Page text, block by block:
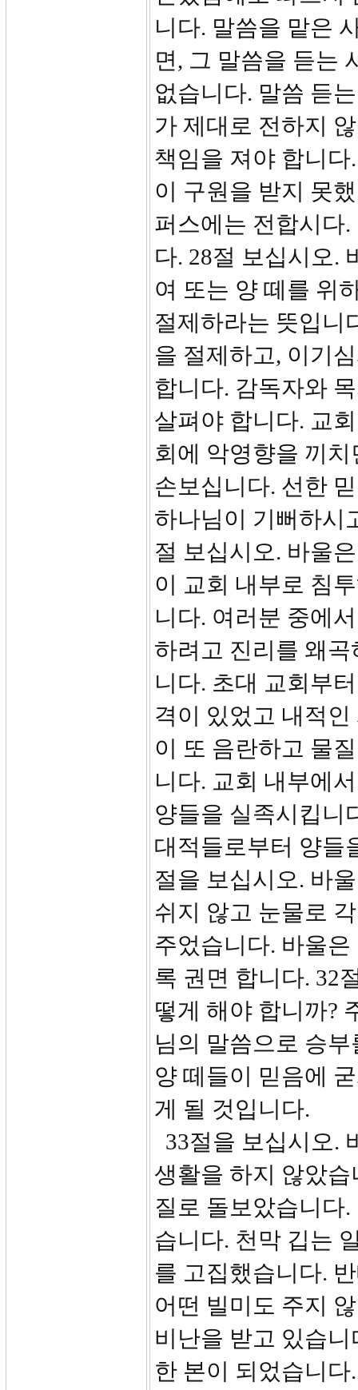
니다. 말씀을 맡은
면, 그 말씀을 듣는
없습니다. 말씀 듣
가 제대로 전하지
책임을 져야 합니
이 구원을 받지 못
퍼스에는 전합시다
다. 28절 보십시오.
여 또는 양 떼를 위
절제하라는 뜻입니
을 절제하고, 이기
합니다. 감독자와
살펴야 합니다. 교
회에 악영향을 끼
손보십니다. 선한
하나님이 기뻐하시
절 보십시오. 바울
이 교회 내부로 침
니다. 여러분 중에
하려고 진리를 왜
니다. 초대 교회부
격이 있었고 내적
이 또 음란하고 물
니다. 교회 내부에
양들을 실족시킵니
대적들로부터 양들
절을 보십시오. 바
쉬지 않고 눈물로
주었습니다. 바울
록 권면 합니다. 32
떻게 해야 합니까?
님의 말씀으로 승
양 떼들이 믿음에
게 될 것입니다.
33절을 보십시오.
생활을 하지 않았
질로 돌보았습니다
습니다. 천막 깁는
를 고집했습니다.
어떤 빌미도 주지
비난을 받고 있습
한 본이 되었습니